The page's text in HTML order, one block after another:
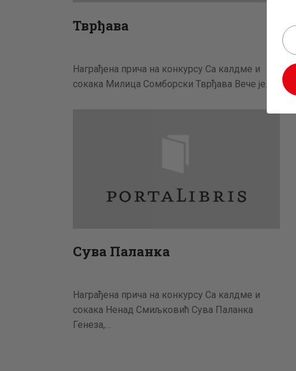
Тврђава
Награђена прича на конкурсу Са калдме и
сокака Милица Сомборски Тврђава Вече је…
Сува Паланка
Награђена прича на конкурсу Са калдме и
сокака Ненад Смиљковић Сува Паланка
Генеза,…